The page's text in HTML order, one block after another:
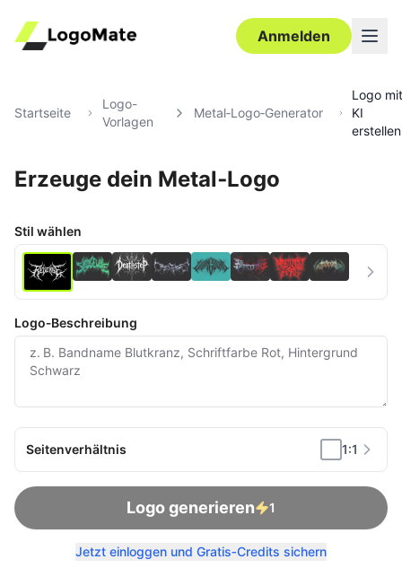
Anmelden
Startseite
Logo-
Vorlagen
Metal‑Logo‑Generator
Logo mit
KI
erstellen
Erzeuge dein Metal‑Logo
Ultra‑HD Bearbeiten
Stil wählen
Logo‑Beschreibung
Seitenverhältnis 1:1
Logo generieren 1
Jetzt einloggen und Gratis‑Credits sichern